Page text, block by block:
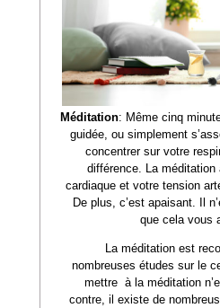
Méditation: Même cinq
guidée, ou simplement
concentrer sur votre
différence. La
cardiaque et votre tension
De plus, c’est apaisant. Il
que cela vous
La méditation est
nombreuses études sur le
mettre à la méditation
contre, il existe de